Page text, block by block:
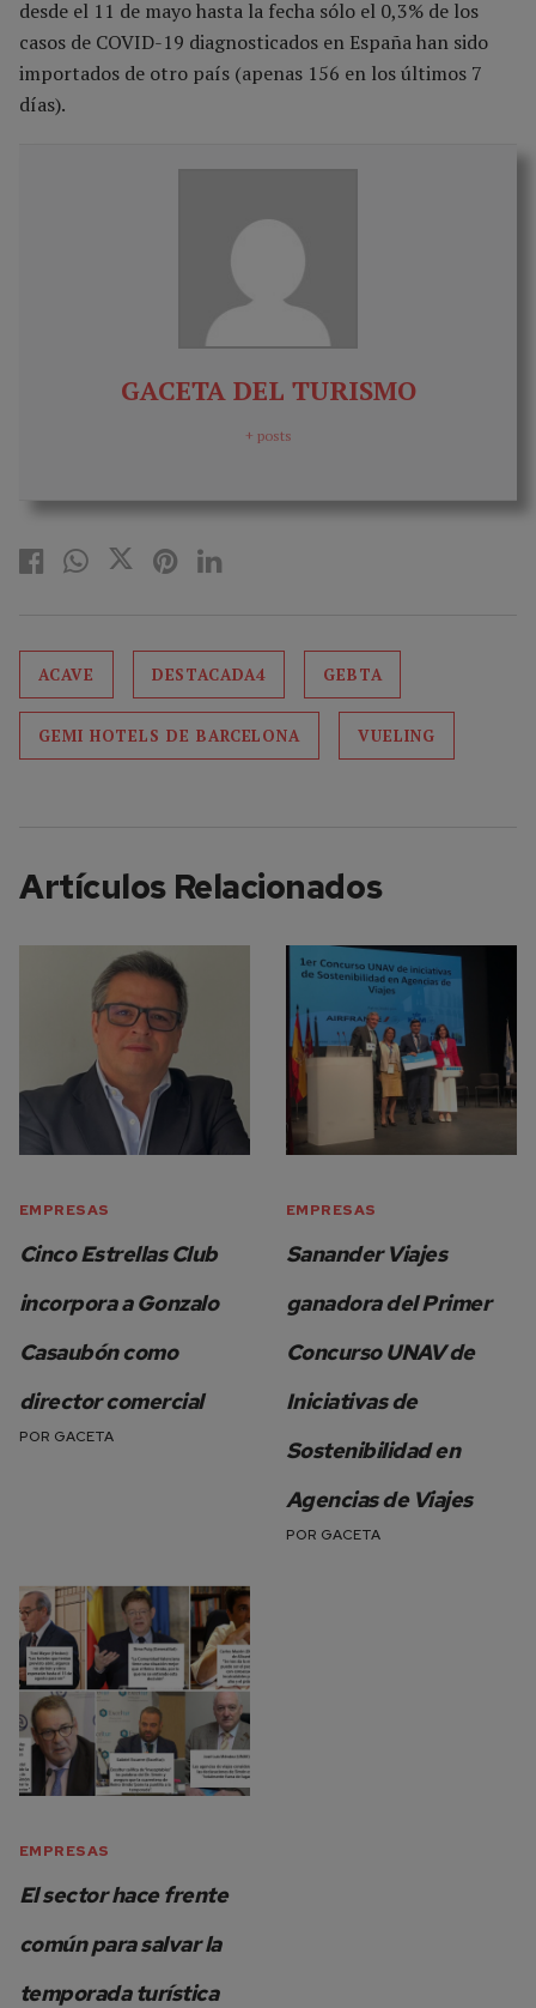
desde el 11 de mayo hasta la fecha sólo el 0,3% de los
casos de COVID-19 diagnosticados en España han sido
importados de otro país (apenas 156 en los últimos 7
días).
GACETA DEL TURISMO
+ posts
ACAVE DESTACADA4 GEBTA
GEMI HOTELS DE BARCELONA VUELING
Artículos Relacionados
EMPRESAS
Cinco Estrellas Club
incorpora a Gonzalo
Casaubón como
director comercial
POR GACETA
EMPRESAS
Sanander Viajes
ganadora del Primer
Concurso UNAV de
Iniciativas de
Sostenibilidad en
Agencias de Viajes
POR GACETA
EMPRESAS
El sector hace frente
común para salvar la
temporada turística